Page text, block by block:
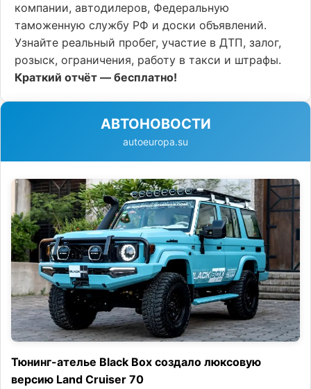
компании, автодилеров, Федеральную
таможенную службу РФ и доски объявлений.
Узнайте реальный пробег, участие в ДТП, залог,
розыск, ограничения, работу в такси и штрафы.
Краткий отчёт — бесплатно!
АВТОНОВОСТИ
autoeuropa.su
Тюнинг-ателье Black Box создало люксовую
версию Land Cruiser 70